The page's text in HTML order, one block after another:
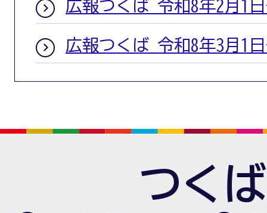
広報つくば 令和8年2月1
広報つくば 令和8年3月1
つく